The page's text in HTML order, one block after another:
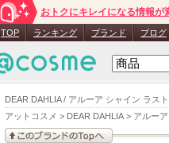
DEAR DAHLIA / アルーア シャイン ラス
アットコスメ > DEAR DAHLIA > アルー
おトクにキレイになる情報が
TOP ランキング ブランド ブログ